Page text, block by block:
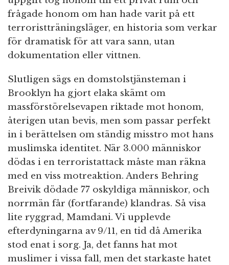
frågade honom om han hade varit på ett
terroristträningsläger, en historia som verkar
för dramatisk för att vara sann, utan
dokumentation eller vittnen.
Slutligen sägs en domstolstjänsteman i
Brooklyn ha gjort elaka skämt om
massförstörelsevapen riktade mot honom,
återigen utan bevis, men som passar perfekt
in i berättelsen om ständig misstro mot hans
muslimska identitet. När 3.000 människor
dödas i en terroristattack måste man räkna
med en viss motreaktion. Anders Behring
Breivik dödade 77 oskyldiga människor, och
norrmän får (fortfarande) klandras. Så visa
lite ryggrad, Mamdani. Vi upplevde
efterdyningarna av 9/11, en tid då Amerika
stod enat i sorg. Ja, det fanns hat mot
muslimer i vissa fall, men det starkaste hatet